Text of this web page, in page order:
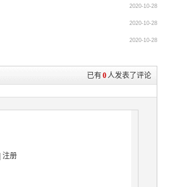
2020-10-28
2020-10-28
2020-10-28
已有0人发表了评论
注册